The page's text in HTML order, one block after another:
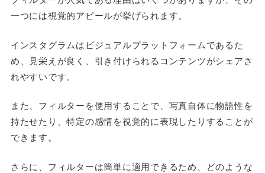
一つには視覚的アピールが挙げられます。
インスタグラムはビジュアルプラットフォームであるた
め、見栄えが良く、引き付けられるコンテンツがシェアさ
れやすいです。
また、フィルターを使用することで、写真自体に物語性を
持たせたり、特定の感情を視覚的に表現したりすることが
できます。
さらに、フィルターは簡単に適用できるため、どのような